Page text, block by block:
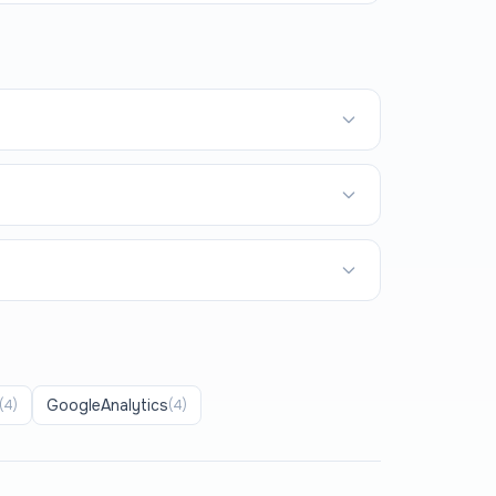
(4) GoogleAnalytics(4)